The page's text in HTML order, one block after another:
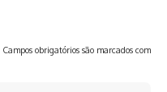
Campos obrigatórios são marcados com